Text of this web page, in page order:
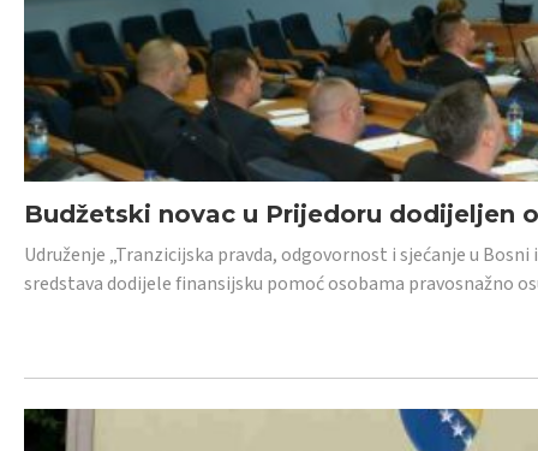
Budžetski novac u Prijedoru dodijeljen
Udruženje „Tranzicijska pravda, odgovornost i sjećanje u
sredstava dodijele finansijsku pomoć osobama pravosnažno